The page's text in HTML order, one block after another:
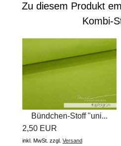
Zu diesem Produkt
Kombi-
Bündchen-Stoff "uni...
2,50 EUR
inkl. MwSt. zzgl. Versand